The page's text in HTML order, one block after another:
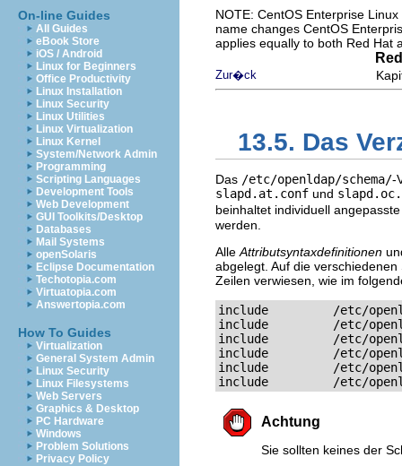
On-line Guides
All Guides
eBook Store
iOS / Android
Linux for Beginners
Office Productivity
Linux Installation
Linux Security
Linux Utilities
Linux Virtualization
Linux Kernel
System/Network Admin
Programming
Scripting Languages
Development Tools
Web Development
GUI Toolkits/Desktop
Databases
Mail Systems
openSolaris
Eclipse Documentation
Techotopia.com
Virtuatopia.com
Answertopia.com
How To Guides
Virtualization
General System Admin
Linux Security
Linux Filesystems
Web Servers
Graphics & Desktop
PC Hardware
Windows
Problem Solutions
Privacy Policy
NOTE: CentOS Enterprise
name changes CentOS
applies equally to both Red Hat
Zur�ck
13.5. Das
Das /etc/openldap/schema/-
slapd.at.conf und
beinhaltet individuell
werden.
Alle Attributsyntaxdefinitionen
abgelegt. Auf die
Zeilen verwiesen, wie im
include		/etc/openldap/schema/core.schema
include		/etc/openldap/schema/cosine.schema
include		/etc/openldap/schema/inetorgperson.schema
include		/etc/openldap/schema/nis.schema
include		/etc/openldap/schema/rfc822-MailMember.schema
include		/
Achtung
Sie sollten keines der